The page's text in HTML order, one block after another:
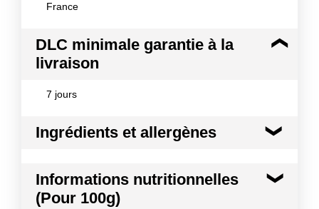
France
DLC minimale garantie à la
livraison
7 jours
Ingrédients et allergènes
eau, spécialité fromagère fondue La vache qui rit ®
(lait écrémé réhydraté, fromages, beurre, concentré
Informations nutritionnelles
(Pour 100g)